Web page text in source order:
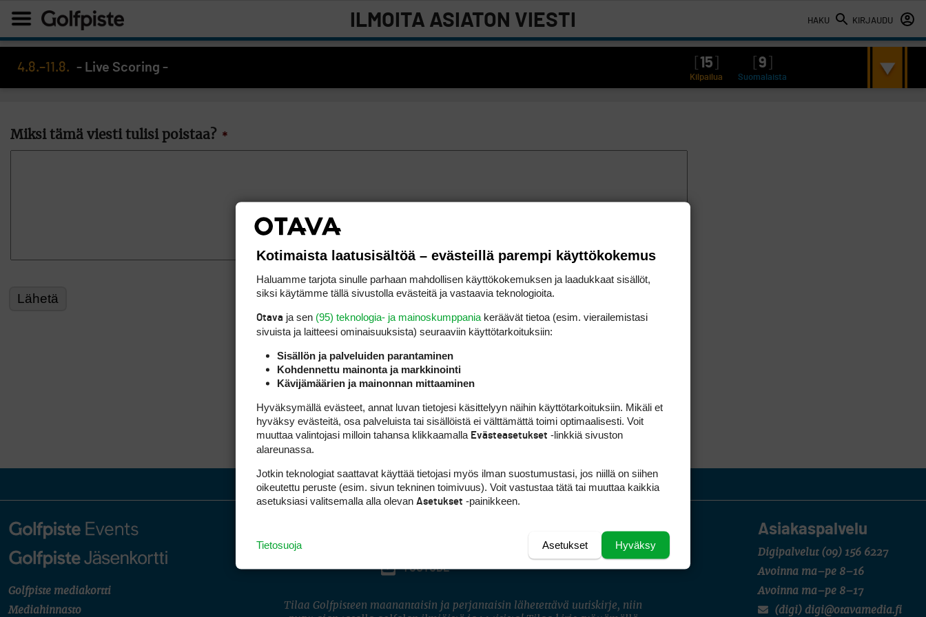
HAKU KIRJAUDU
ILMOITA ASIATON VIESTI
4.8.–11.8. - Live Scoring - 15 9
Kilpailua Suomalaista
Miksi tämä viesti tulisi poistaa? *
Golfpiste mediakortti
Mediahinnasto
Asiakaspalvelu
Digipalvelut (09) 156 6227
Avoinna ma–pe 8–16
Avoinna ma–pe 8–17
(digi) digi@otavamedia.fi
INSTAGRAM
YOUTUBE
Tilaa Golfpisteen maanantaisin ja perjantaisin lähetettävä uutiskirje, niin
Kotimaista laatusisältöä – evästeillä parempi käyttökokemus
Haluamme tarjota sinulle parhaan mahdollisen käyttökokemuksen ja laadukkaat sisällöt,
siksi käytämme tällä sivustolla evästeitä ja vastaavia teknologioita.
Otava ja sen (95) teknologia- ja mainoskumppania keräävät tietoa (esim. vierailemis­tasi
sivuista ja laitteesi ominaisuuk­sista) seuraaviin käyttötarkoituksiin:
Sisällön ja palveluiden parantaminen
Kohdennettu mainonta ja markkinointi
Kävijämäärien ja mainonnan mittaaminen
Hyväksymällä evästeet, annat luvan tietojesi käsittelyyn näihin käyttötarkoituksiin. Mikäli et
hyväksy evästeitä, osa palveluista tai sisällöistä ei välttämättä toimi optimaalisesti. Voit
muuttaa valintojasi milloin tahansa klikkaamalla Evästeasetukset -linkkiä sivuston
alareunassa.
Jotkin teknologiat saattavat käyttää tietojasi myös ilman suostumustasi, jos niillä on siihen
oikeutettu peruste (esim. sivun tekninen toimivuus). Voit vastustaa tätä tai muuttaa kaikkia
asetuksiasi valitsemalla alla olevan Asetukset -painikkeen.
Hyväksy
Asetukset
Tietosuoja